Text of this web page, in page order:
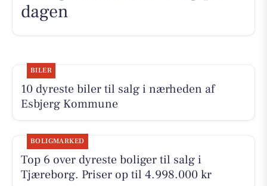
dagen
BILER
10 dyreste biler til salg i nærheden af
Esbjerg Kommune
BOLIGMARKED
Top 6 over dyreste boliger til salg i
Tjæreborg. Priser op til 4.998.000 kr